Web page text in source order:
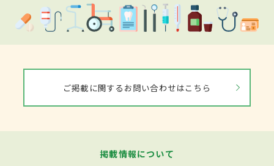
ご掲載に関するお問い合わせはこちら
掲載情報について